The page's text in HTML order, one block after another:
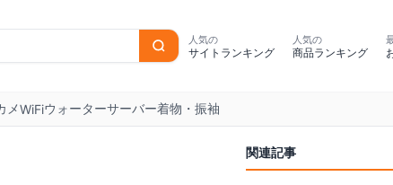
人気の
サイトランキング
人気の
商品ランキング
メWiFiウォーターサーバー着物・振袖
関連記事